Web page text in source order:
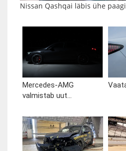
Nissan Qashqai läbis ühe
Mercedes-AMG
valmistab uut...